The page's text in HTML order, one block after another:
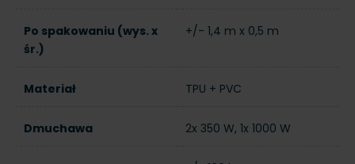
Po spakowaniu (wys. x
śr.)
+/- 1,4 m x 0,5 m
Materiał TPU + PVC
Dmuchawa 2x 350 W, 1x 1000 W